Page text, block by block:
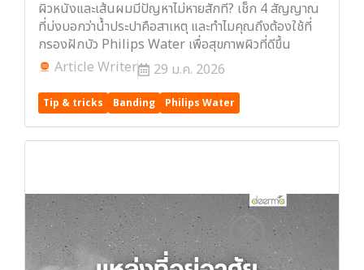
ผิวหนังและเส้นผมมีปัญหาไม่หายสักที? เช็ก 4 สัญญาณ
ที่บ่งบอกว่าน้ำประปาคือสาเหตุ และทำไมคุณถึงต้องใช้ที่
กรองฝักบัว Philips Water เพื่อสุขภาพผิวที่ดีขึ้น
Article Writer
29 ม.ค. 2026
Tip & tricks Banding Philips Water